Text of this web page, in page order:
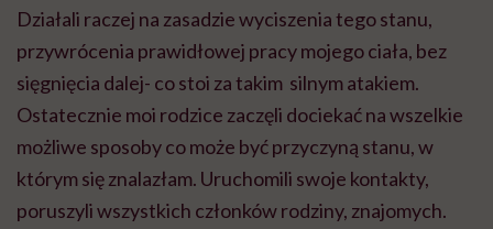
Działali raczej na zasadzie wyciszenia tego stanu,
przywrócenia prawidłowej pracy mojego ciała, bez
sięgnięcia dalej- co stoi za takim silnym atakiem.
Ostatecznie moi rodzice zaczęli dociekać na wszelkie
możliwe sposoby co może być przyczyną stanu, w
którym się znalazłam. Uruchomili swoje kontakty,
poruszyli wszystkich członków rodziny, znajomych.